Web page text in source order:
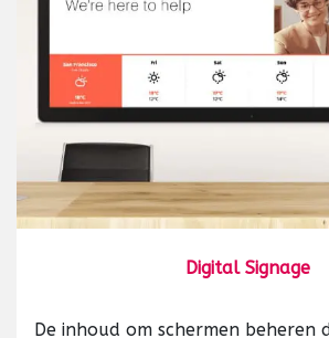
Digital Signage
De inhoud om schermen beheren